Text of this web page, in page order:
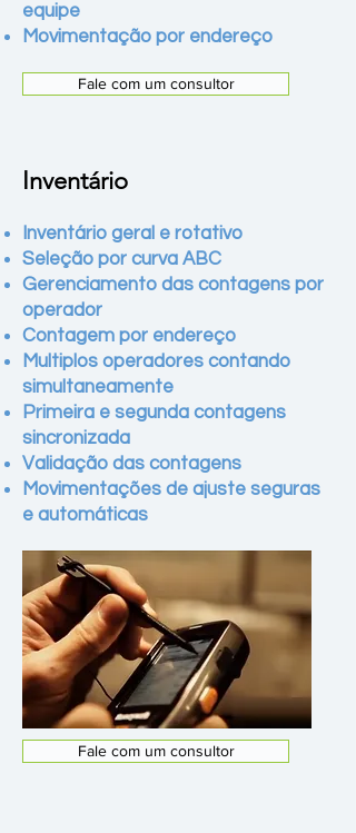
equipe
Movimentação por endereço
Fale com um consultor
Inventário
Inventário geral e rotativo
Seleção por curva ABC
Gerenciamento das contagens por
operador
Contagem por endereço
Multiplos operadores contando
simultaneamente
Primeira e segunda contagens
sincronizada
Validação das contagens
Movimentações de ajuste seguras
e automáticas
Fale com um consultor